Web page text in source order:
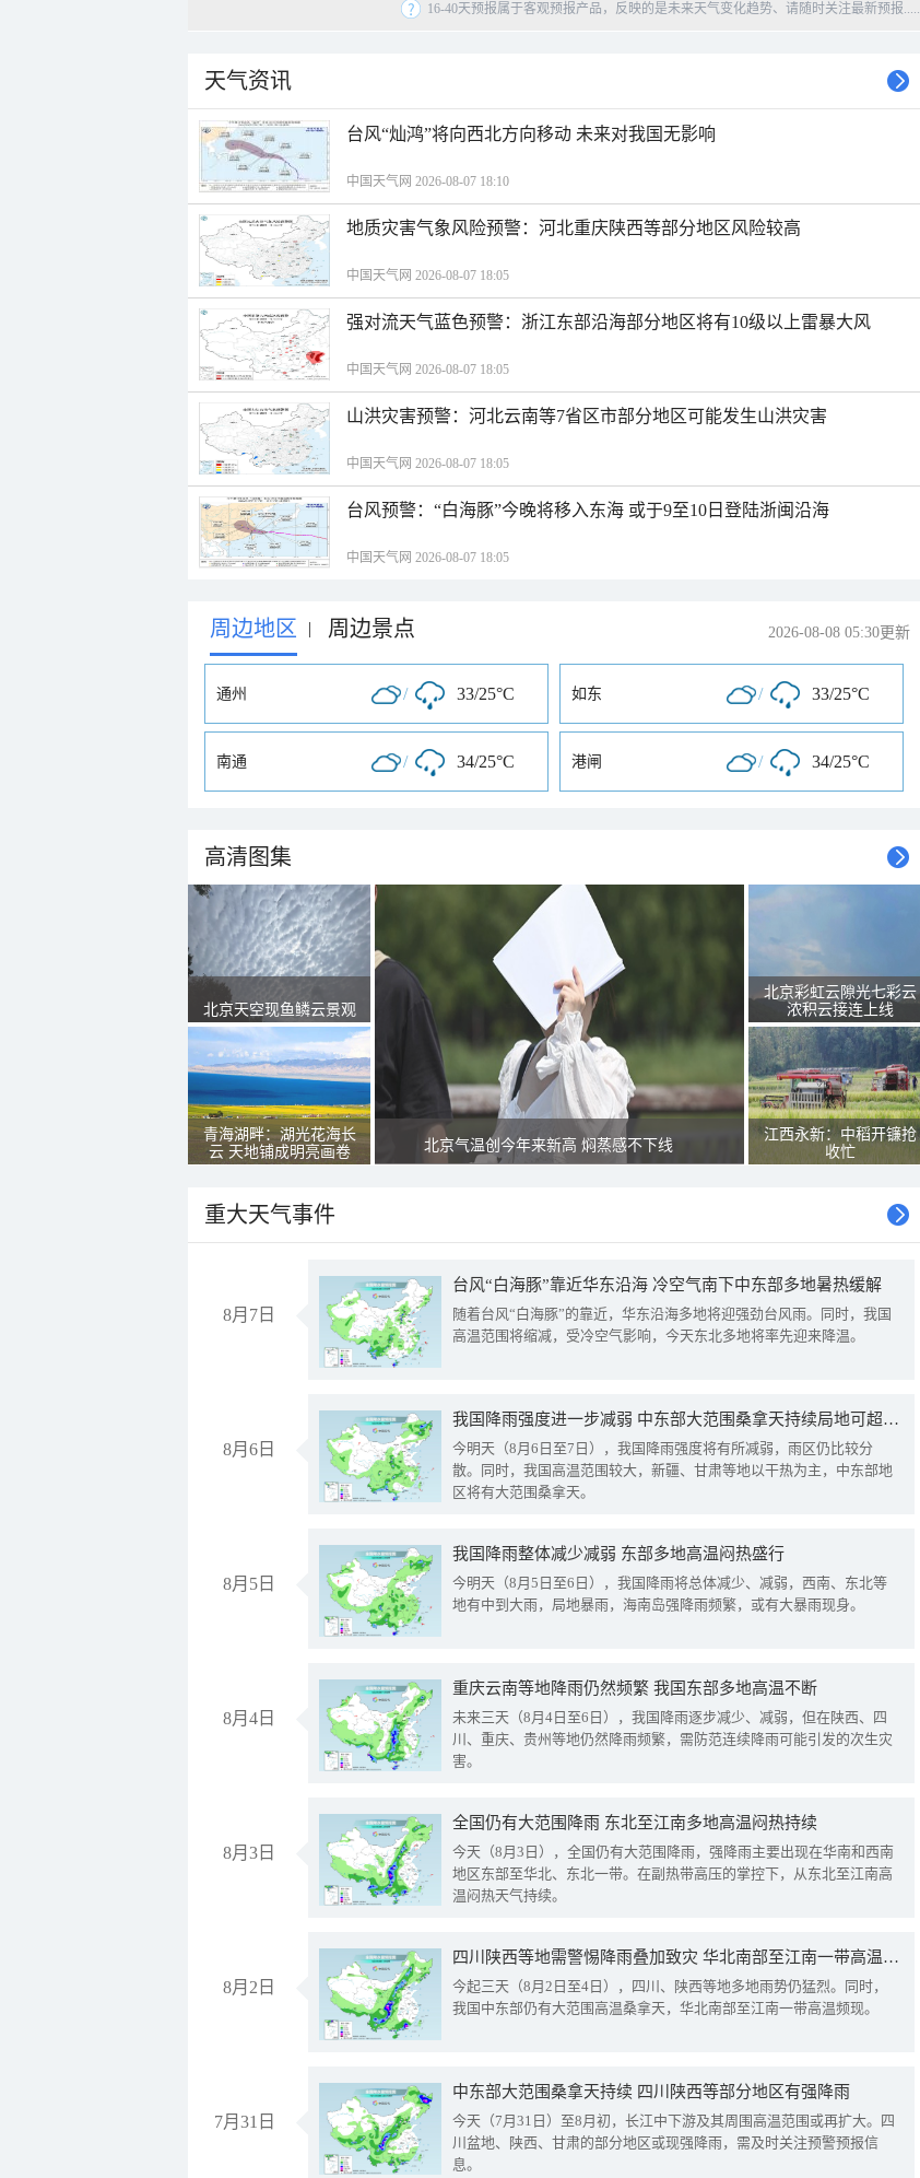
16-40天预报属于客观预报产品，反映的是未来天气变化趋势、请随时关注最新预报.....
天气资讯
台风“灿鸿”将向西北方向移动 未来对我国无影响
中国天气网 2026-08-07 18:10
地质灾害气象风险预警：河北重庆陕西等部分地区风险较高
中国天气网 2026-08-07 18:05
强对流天气蓝色预警：浙江东部沿海部分地区将有10级以上雷暴大风
中国天气网 2026-08-07 18:05
山洪灾害预警：河北云南等7省区市部分地区可能发生山洪灾害
中国天气网 2026-08-07 18:05
台风预警：“白海豚”今晚将移入东海 或于9至10日登陆浙闽沿海
中国天气网 2026-08-07 18:05
周边地区 | 周边景点 2026-08-08 05:30更新
通州 / 33/25°C 如东 / 33/25°C
南通 / 34/25°C 港闸 / 34/25°C
高清图集
北京天空现鱼鳞云景观
青海湖畔：湖光花海长
云 天地铺成明亮画卷
北京气温创今年来新高 焖蒸感不下线
北京彩虹云隙光七彩云
浓积云接连上线
江西永新：中稻开镰抢
收忙
重大天气事件
8月7日
台风“白海豚”靠近华东沿海 冷空气南下中东部多地暑热缓解
随着台风“白海豚”的靠近，华东沿海多地将迎强劲台风雨。同时，我国
高温范围将缩减，受冷空气影响，今天东北多地将率先迎来降温。
8月6日
我国降雨强度进一步减弱 中东部大范围桑拿天持续局地可超38℃
今明天（8月6日至7日），我国降雨强度将有所减弱，雨区仍比较分
散。同时，我国高温范围较大，新疆、甘肃等地以干热为主，中东部地
区将有大范围桑拿天。
8月5日
我国降雨整体减少减弱 东部多地高温闷热盛行
今明天（8月5日至6日），我国降雨将总体减少、减弱，西南、东北等
地有中到大雨，局地暴雨，海南岛强降雨频繁，或有大暴雨现身。
8月4日
重庆云南等地降雨仍然频繁 我国东部多地高温不断
未来三天（8月4日至6日），我国降雨逐步减少、减弱，但在陕西、四
川、重庆、贵州等地仍然降雨频繁，需防范连续降雨可能引发的次生灾
害。
8月3日
全国仍有大范围降雨 东北至江南多地高温闷热持续
今天（8月3日），全国仍有大范围降雨，强降雨主要出现在华南和西南
地区东部至华北、东北一带。在副热带高压的掌控下，从东北至江南高
温闷热天气持续。
8月2日
四川陕西等地需警惕降雨叠加致灾 华北南部至江南一带高温频现
今起三天（8月2日至4日），四川、陕西等地多地雨势仍猛烈。同时，
我国中东部仍有大范围高温桑拿天，华北南部至江南一带高温频现。
7月31日
中东部大范围桑拿天持续 四川陕西等部分地区有强降雨
今天（7月31日）至8月初，长江中下游及其周围高温范围或再扩大。四
川盆地、陕西、甘肃的部分地区或现强降雨，需及时关注预警预报信
息。